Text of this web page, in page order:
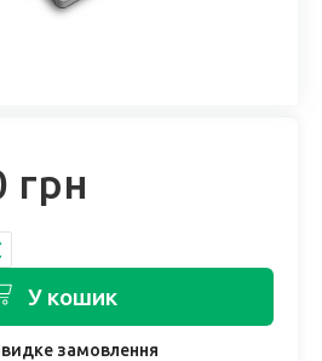
грн
У кошик
замовлення